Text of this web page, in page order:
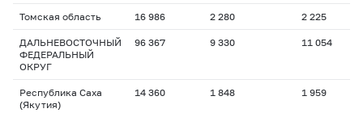
Томская область 16 986 2 280 2 225
ДАЛЬНЕВОСТОЧНЫЙ
ФЕДЕРАЛЬНЫЙ
ОКРУГ
96 367 9 330 11 054
Республика Саха
(Якутия)
14 360 1 848 1 959